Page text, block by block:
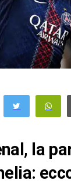
la